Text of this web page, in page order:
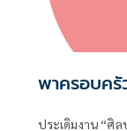
พาครอบค
ประเดิมงาน “ศิ